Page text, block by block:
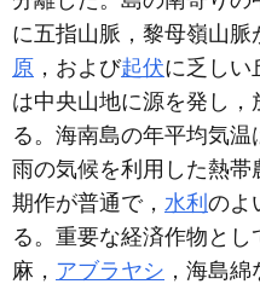
に五指山脈，黎母嶺山脈
原 ，および起伏に乏しい
は中央山地に源を発し，
る。海南島の年平均気
雨の気候を利用した熱帯
期作が普通で， 水利 のよ
る。重要な経済作物と
麻， アブラヤシ ，海島